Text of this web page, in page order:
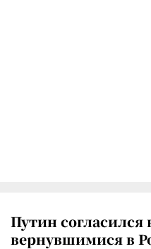
Путин согласился
вернувшимися в